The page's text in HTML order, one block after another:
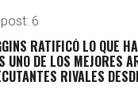
6
RATIFICÓ LO QUE
UNO DE LOS MEJORES
RIVALES